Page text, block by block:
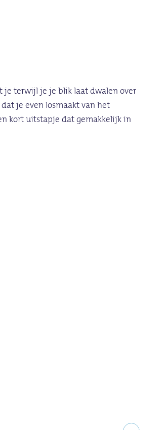
je terwijl je je blik laat dwalen over
je even losmaakt van het
kort uitstapje dat gemakkelijk in